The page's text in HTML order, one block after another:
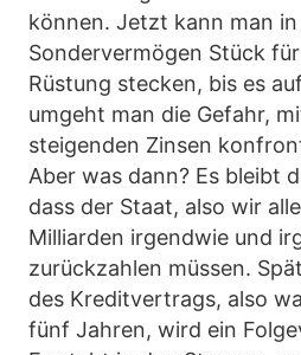
können. Jetzt kann man in
Sondervermögen Stück
Rüstung stecken, bis es
umgeht man die Gefahr,
steigenden Zinsen
Aber was dann? Es bleibt
dass der Staat, also wir
Milliarden irgendwie und
zurückzahlen müssen.
des Kreditvertrags, also
fünf Jahren, wird ein